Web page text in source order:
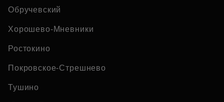
Обручевский
Хорошево-Мневники
Ростокино
Покровское-Стрешнево
Тушино